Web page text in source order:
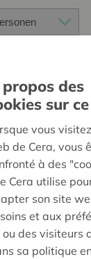
solidaire et
des
sur
vous
de Cera, vous
à des
Cera utilise
son site
et aux
ou des visiteurs
sa politique